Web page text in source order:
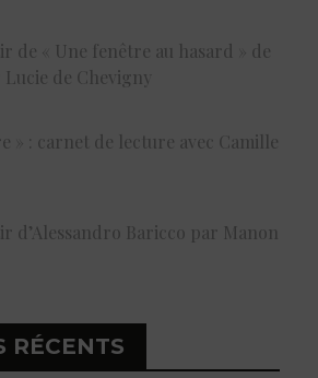
de « Une fenêtre au hasard » de
de Chevigny
» : carnet de lecture avec Camille
d’Alessandro Baricco par Manon
RÉCENTS